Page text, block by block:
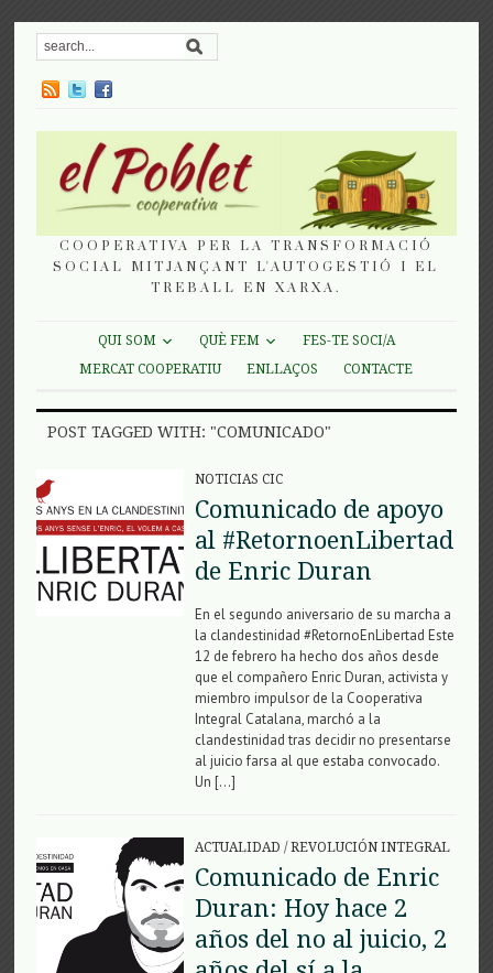
COOPERATIVA PER LA TRANSFORMACIÓ
SOCIAL MITJANÇANT L'AUTOGESTIÓ I EL
TREBALL EN XARXA.
QUI SOM QUÈ FEM
FES-TE SOCI/A
MERCAT COOPERATIU
ENLLAÇOS CONTACTE
POST TAGGED WITH: "COMUNICADO"
NOTICIAS CIC
Comunicado de apoyo
al #RetornoenLibertad
de Enric Duran
En el segundo aniversario de su marcha a
la clandestinidad #RetornoEnLibertad Este
12 de febrero ha hecho dos años desde
que el compañero Enric Duran, activista y
miembro impulsor de la Cooperativa
Integral Catalana, marchó a la
clandestinidad tras decidir no presentarse
al juicio farsa al que estaba convocado.
Un […]
ACTUALIDAD /REVOLUCIÓN INTEGRAL
Comunicado de Enric
Duran: Hoy hace 2
años del no al juicio, 2